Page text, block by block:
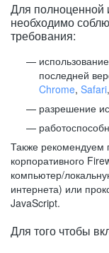
Для полноценной
необходимо
требования:
последней
Chrome, Safari,
разрешение
Также рекомендуем
корпоративного
компьютер/
интернета) или
JavaScript.
Для того чтобы